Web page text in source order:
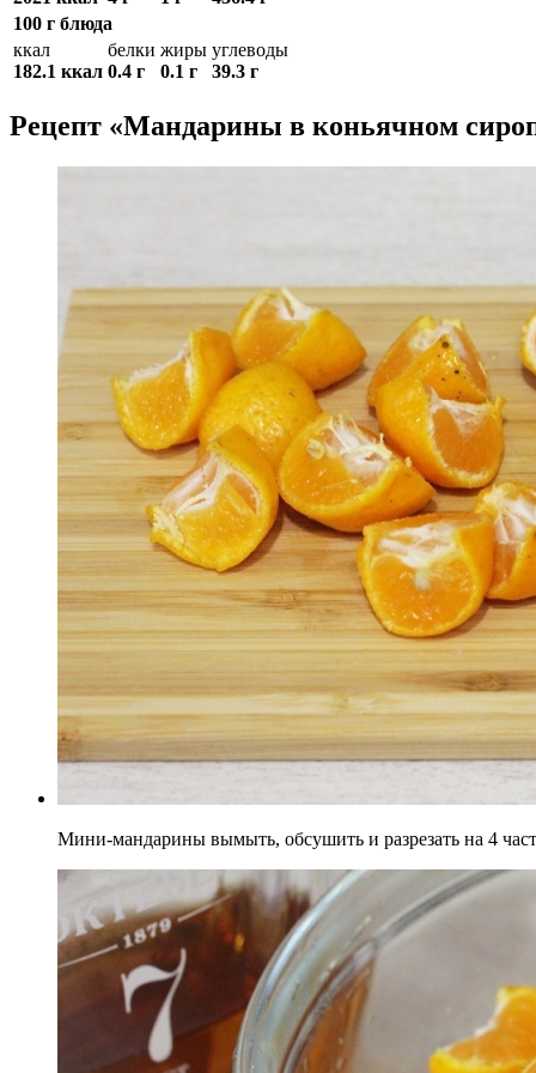
100 г блюда
ккал
182.1 ккал
белки
0.4 г
жиры
0.1 г
углеводы
39.3 г
Рецепт «Мандарины в коньячном
Мини-мандарины вымыть, обсушить и разрезать на 4